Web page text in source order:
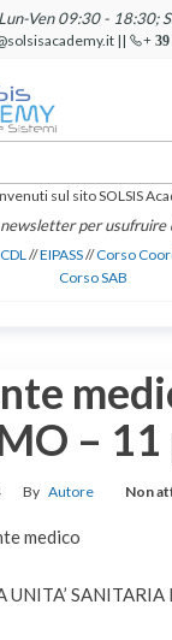
Ven 09:30 - 18:30;
|| + 39
sul sito SOLSIS
per usufruire
//EIPASS//Corso
Corso SAB
–
By Autore Non
medico
UNITA’ SANITARIA